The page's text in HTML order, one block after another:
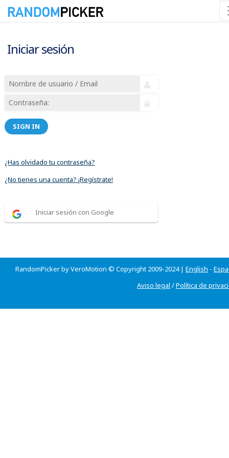
Iniciar sesión
SIGN IN
¿Has olvidado tu contraseña?
¿No tienes una cuenta? ¡Regístrate!
Iniciar sesión con Google
RandomPicker by VeroMotion © Copyright 2009-2024 | English -
Aviso legal /Política de